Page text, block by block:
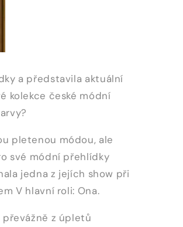
a představila aktuální
kolekce české módní
pletenou módou, ale
své módní přehlídky
jedna z jejích show při
V hlavní roli: Ona.
převážně z úpletů